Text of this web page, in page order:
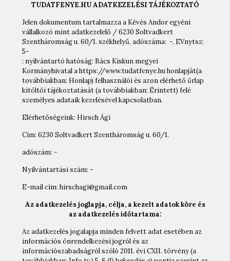
TUDATFENYE.HU ADATKEZELÉSI TÁJÉKOZTATÓ
Jelen dokumentum tartalmazza a Kévés Andor egyéni
vállalkozó mint adatkezelelő / 6230 Soltvadkert
Szentháromság u. 60/1. székhelyű, adószáma: -, EVnytsz:
5-
: nyilvántartó hatóság: Bács Kiskun megyei
Kormányhivatal a https://www.tudatfenye.hu honlapját(a
továbbiakban: Honlap) felhasználói és azon elérhető űrlap
kitöltői tájékoztatását (a továbbiakban: Érintett) felé
személyes adataik kezelésével kapcsolatban.
Elérhetőségeink: Hirsch Ági
Cím: 6230 Soltvadkert Szentháromság u. 60/1.
adószám: -
Nyilvántartási szám: -
E-mail cím: hirschagi@gmail.com
Az adatkezelés joglapja, célja, a kezelt adatok köre és
az adatkezelés időtartama:
Az adatkezelés jogalapja minden felvett adat esetében az
információs önrendelkezési jogról és az
információszabadságról szóló 2011. évi CXII. törvény (a